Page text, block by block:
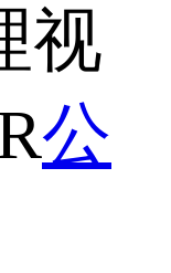
视
公